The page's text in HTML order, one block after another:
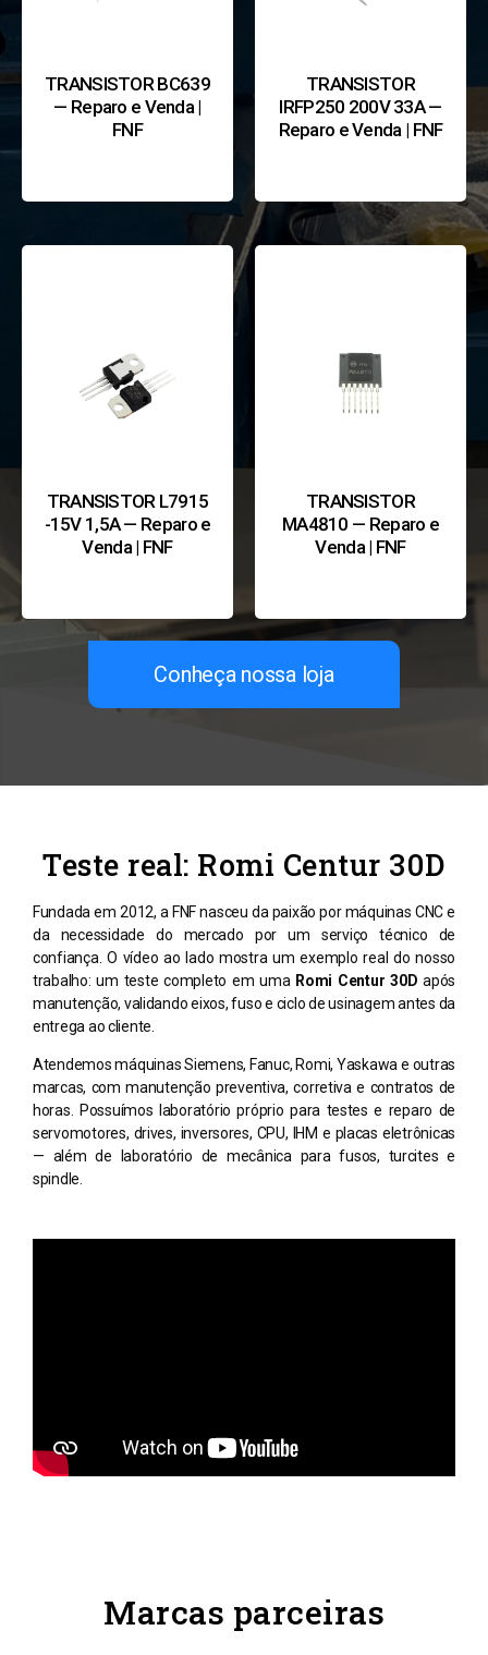
TRANSISTOR BC639
— Reparo e Venda |
FNF
TRANSISTOR
IRFP250 200V 33A —
Reparo e Venda | FNF
TRANSISTOR L7915
-15V 1,5A — Reparo e
Venda | FNF
TRANSISTOR
MA4810 — Reparo e
Venda | FNF
Conheça nossa loja
Teste real: Romi Centur 30D
Fundada em 2012, a FNF nasceu da paixão por máquinas CNC e
da necessidade do mercado por um serviço técnico de
confiança. O vídeo ao lado mostra um exemplo real do nosso
trabalho: um teste completo em uma Romi Centur 30D após
manutenção, validando eixos, fuso e ciclo de usinagem antes da
entrega ao cliente.
Atendemos máquinas Siemens, Fanuc, Romi, Yaskawa e outras
marcas, com manutenção preventiva, corretiva e contratos de
horas. Possuímos laboratório próprio para testes e reparo de
servomotores, drives, inversores, CPU, IHM e placas eletrônicas
— além de laboratório de mecânica para fusos, turcites e
spindle.
Marcas parceiras